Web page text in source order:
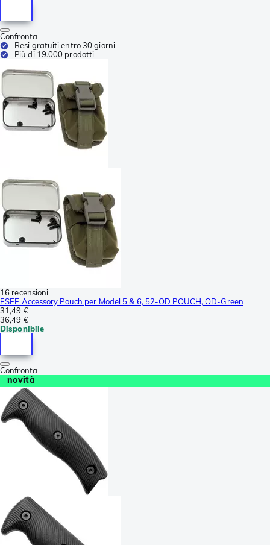
Confronta
Resi gratuiti entro 30 giorni
Più di 19.000 prodotti
16 recensioni
ESEE Accessory Pouch per Model 5 & 6, 52-OD POUCH, OD-Green
31,49 €
36,49 €
Disponibile
Confronta
novità